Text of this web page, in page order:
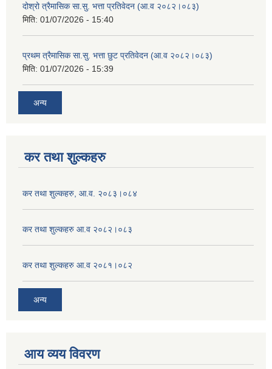
दोश्रो त्रैमासिक सा.सु. भत्ता प्रतिवेदन (आ.व २०८२।०८३)
मिति: 01/07/2026 - 15:40
प्रथम त्रैमासिक सा.सु. भत्ता छुट प्रतिवेदन (आ.व २०८२।०८३)
मिति: 01/07/2026 - 15:39
अन्य
कर तथा शुल्कहरु
कर तथा शुल्कहरु, आ.व. २०८३।०८४
कर तथा शुल्कहरु आ.व २०८२।०८३
कर तथा शुल्कहरु आ.व २०८१।०८२
अन्य
आय व्यय विवरण